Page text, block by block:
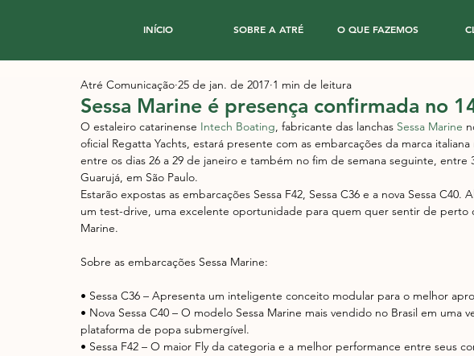
INÍCIO SOBRE A ATRÉ O QUE FAZEMOS
Sessa Marine é presença confirmada no
Atré Comunicação 25 de jan. de 2017 1 min de leitura
O estaleiro catarinense Intech Boating, fabricante das lanchas Sessa Marine
oficial Regatta Yachts, estará presente com as embarcações da marca
entre os dias 26 a 29 de janeiro e também no fim de semana seguinte, entre
Guarujá, em São Paulo.
Estarão expostas as embarcações Sessa F42, Sessa C36 e a nova Sessa
um test-drive, uma excelente oportunidade para quem quer sentir de perto
Marine.
Sobre as embarcações Sessa Marine:
• Sessa C36 – Apresenta um inteligente conceito modular para o melhor
• Nova Sessa C40 – O modelo Sessa Marine mais vendido no Brasil em uma
plataforma de popa submergível.
• Sessa F42 – O maior Fly da categoria e a melhor performance entre seus